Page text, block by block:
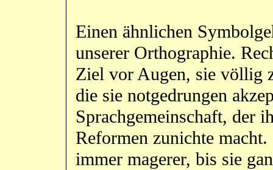
Einen ähnlichen
unserer Orthographie.
Ziel vor Augen, sie völlig
die sie notgedrungen
Sprachgemeinschaft, der
Reformen zunichte
immer magerer, bis sie